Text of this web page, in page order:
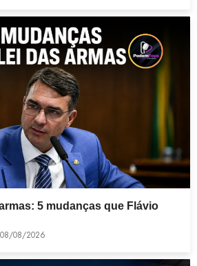
5 mudanças que Flávio
08/08/2026